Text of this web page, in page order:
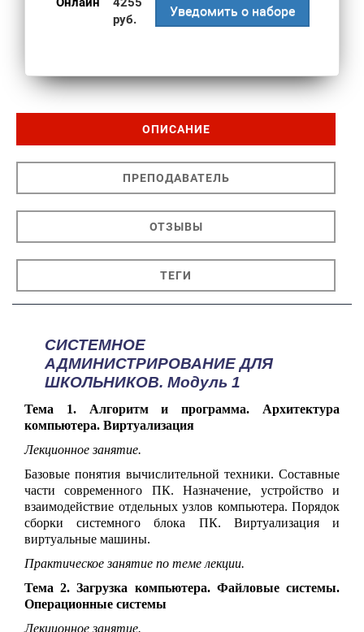
руб.
Уведомить о наборе
ОПИСАНИЕ
ПРЕПОДАВАТЕЛЬ
ОТЗЫВЫ
ТЕГИ
СИСТЕМНОЕ
АДМИНИСТРИРОВАНИЕ ДЛЯ
ШКОЛЬНИКОВ. Модуль 1
Тема 1. Алгоритм и программа. Архитектура
компьютера. Виртуализация
Лекционное занятие.
Базовые понятия вычислительной техники. Составные
части современного ПК.Назначение, устройство и
взаимодействие отдельных узлов компьютера. Порядок
сборки системного блока ПК. Виртуализация и
виртуальные машины.
Практическое занятие по теме лекции.
Тема 2. Загрузка компьютера. Файловые системы.
Операционные системы
Лекционное занятие.